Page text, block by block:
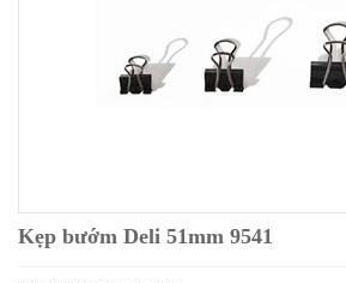
Kẹp bướm Deli 51mm 9541